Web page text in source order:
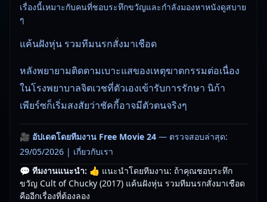
เรื่องนี้เหมาะกับคนที่ชอบระทึกขวัญและกำลังมองหาหนังดูสบาย
ๆ
แค้นฝังหุ่น รวมทีมนรกสั่งมาเชือด
หลังพยายามติดตามเบาะแสของเหตุฆาตกรรมต่อเนื่อง
ในโรงพยาบาลจิตเวชที่ตัวเองเข้ารับการรักษา นิก้า
เพียร์ซก็เริ่มสงสัยว่าชัคกี้อาจมีตัวตนจริงๆ
🎥 อัปเดตโดยทีมงาน Free Movie 24 — ตรวจสอบล่าสุด:
29/05/2026 | เกี่ยวกับเรา
💬 ทีมงานแนะนำ: 👍 แนะนำโดยทีมงาน: ถ้าคุณชอบระทึก
ขวัญ Cult of Chucky (2017) แค้นฝังหุ่น รวมทีมนรกสั่งมาเชือด
คืออีกเรื่องที่ต้องลอง